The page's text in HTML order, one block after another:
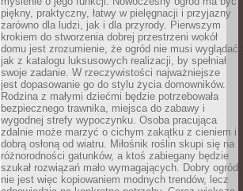
piękny, praktyczny, łatwy w pielęgnacji i przyjazny
zarówno dla ludzi, jak i dla przyrody. Pierwszym
krokiem do stworzenia dobrej przestrzeni wokół
domu jest zrozumienie, że ogród nie musi wyglądać
jak z katalogu luksusowych realizacji, by spełniał
swoje zadanie. W rzeczywistości najważniejsze
jest dopasowanie go do stylu życia domowników.
Rodzina z małymi dziećmi będzie potrzebowała
bezpiecznego trawnika, miejsca do zabawy i
wygodnej strefy wypoczynku. Osoba pracująca
zdalnie może marzyć o cichym zakątku z cieniem i
dobrą osłoną od wiatru. Miłośnik roślin skupi się na
różnorodności gatunków, a ktoś zabiegany będzie
szukał rozwiązań mało wymagających. Dobry ogród
nie jest więc kopiowaniem modnych trendów, lecz